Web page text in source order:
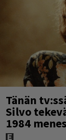
Tänän
Silvo
1984